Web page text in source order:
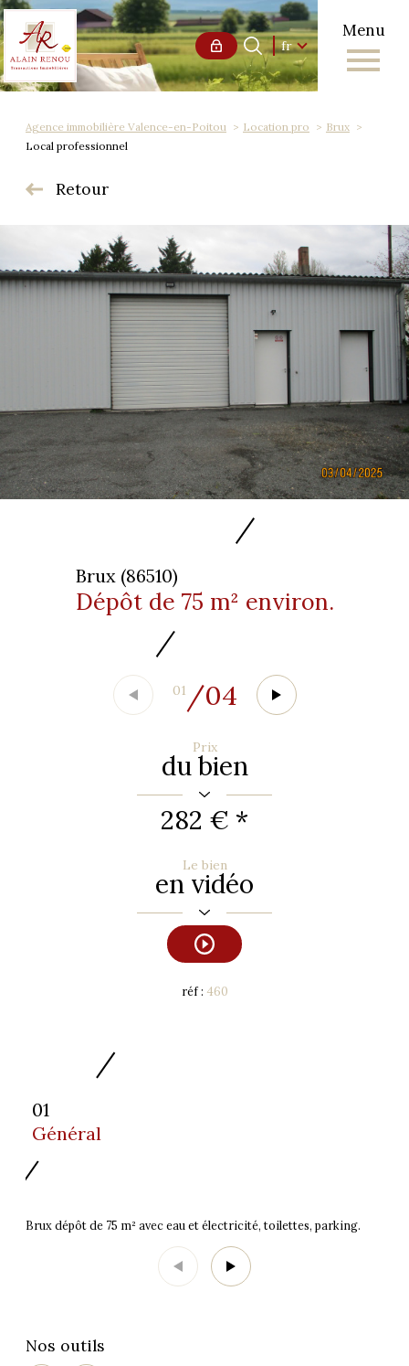
Menu
Langue
fr
Accueil 0 Langue
fr
Agence immobilière Valence-en-Poitou Location pro
Brux
Local professionnel
Retour
Brux (86510)
Dépôt de 75 m² environ.
01 /04
Prix
du bien
282 € *
Le bien
en vidéo
réf : 460
01
Général
Brux dépôt de 75 m² avec eau et électricité, toilettes, parking.
Nos outils